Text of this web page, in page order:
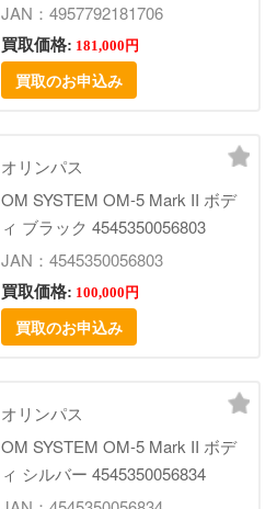
JAN：4957792181706
買取価格: 181,000円
買取のお申込み
オリンパス
OM SYSTEM OM-5 Mark II ボデ
ィ ブラック 4545350056803
JAN：4545350056803
買取価格: 100,000円
買取のお申込み
オリンパス
OM SYSTEM OM-5 Mark II ボデ
ィ シルバー 4545350056834